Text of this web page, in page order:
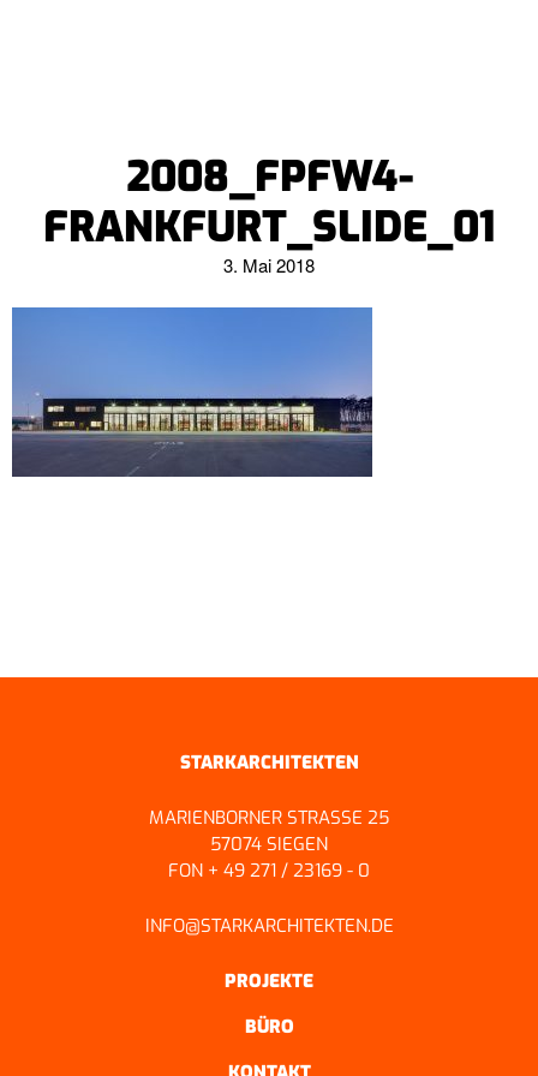
2008_FPFW4-
FRANKFURT_SLIDE_01
3. Mai 2018
STARKARCHITEKTEN
MARIENBORNER STRASSE 25
57074 SIEGEN
FON + 49 271 / 23169 - 0
INFO@STARKARCHITEKTEN.DE
PROJEKTE
BÜRO